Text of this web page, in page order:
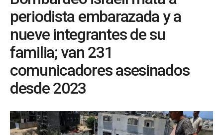
periodista embarazada y a
nueve integrantes de su
familia; van 231
comunicadores asesinados
desde 2023